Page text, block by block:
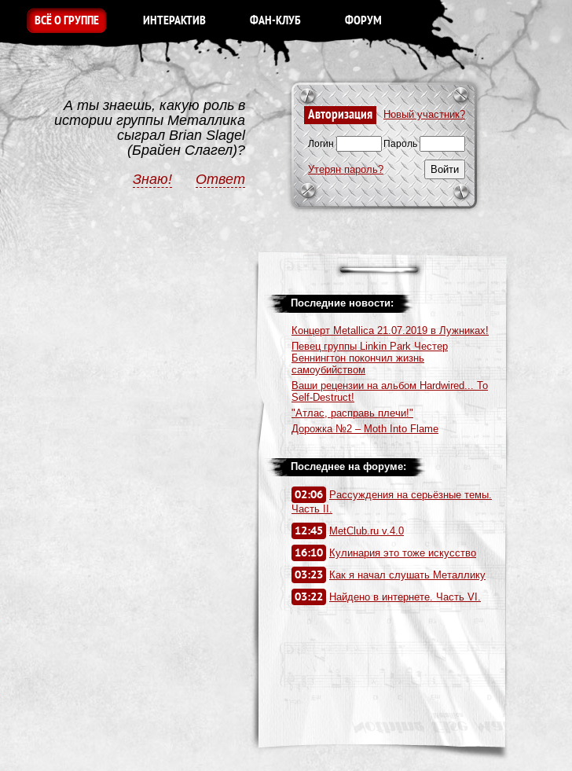
ВСЁ О ГРУППЕ ИНТЕРАКТИВ ФАН-КЛУБ ФОРУМ
Авторизация Новый участник?
Логин Пароль
Утерян пароль?
А ты знаешь, какую роль в
истории группы Металлика
сыграл Brian Slagel
(Брайен Слагел)?
Знаю!
Ответ
Последние новости:
Концерт Metallica 21.07.2019 в Лужниках!
Певец группы Linkin Park Честер
Беннингтон покончил жизнь
самоубийством
Ваши рецензии на альбом Hardwired... To
Self-Destruct!
"Атлас, расправь плечи!"
Дорожка №2 – Moth Into Flame
Последнее на форуме:
02:06
Рассуждения на серьёзные темы.
Часть II.
12:45 MetClub.ru v.4.0
16:10 Кулинария это тоже искусство
03:23 Как я начал слушать Металлику
03:22 Найдено в интернете. Часть VI.